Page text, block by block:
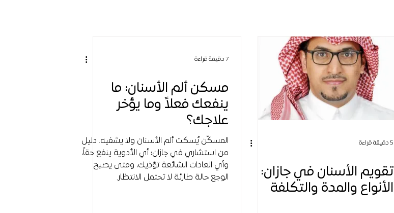
5 دقيقة قراءة
تقويم الأسنان في جازان:
الأنواع والمدة والتكلفة
7 دقيقة قراءة
مسكن ألم الأسنان: ما
ينفعك فعلاً وما يؤخر
علاجك؟
المسكّن يُسكت ألم الأسنان ولا يشفيه. دليل
من استشاري في جازان: أي الأدوية ينفع حقاً،
وأي العادات الشائعة تؤذيك، ومتى يصبح
الوجع حالة طارئة لا تحتمل الانتظار.